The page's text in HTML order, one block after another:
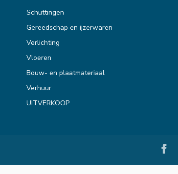
Schuttingen
Gereedschap en ijzerwaren
Verlichting
Vloeren
Bouw- en plaatmateriaal
Verhuur
UITVERKOOP